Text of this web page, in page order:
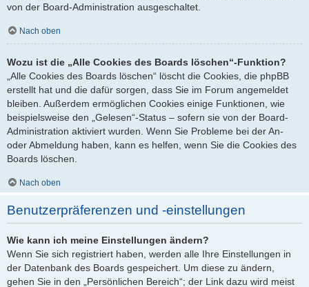
von der Board-Administration ausgeschaltet.
Nach oben
Wozu ist die „Alle Cookies des Boards löschen“-Funktion?
„Alle Cookies des Boards löschen“ löscht die Cookies, die phpBB
erstellt hat und die dafür sorgen, dass Sie im Forum angemeldet
bleiben. Außerdem ermöglichen Cookies einige Funktionen, wie
beispielsweise den „Gelesen“-Status – sofern sie von der Board-
Administration aktiviert wurden. Wenn Sie Probleme bei der An-
oder Abmeldung haben, kann es helfen, wenn Sie die Cookies des
Boards löschen.
Nach oben
Benutzerpräferenzen und -einstellungen
Wie kann ich meine Einstellungen ändern?
Wenn Sie sich registriert haben, werden alle Ihre Einstellungen in
der Datenbank des Boards gespeichert. Um diese zu ändern,
gehen Sie in den „Persönlichen Bereich“; der Link dazu wird meist